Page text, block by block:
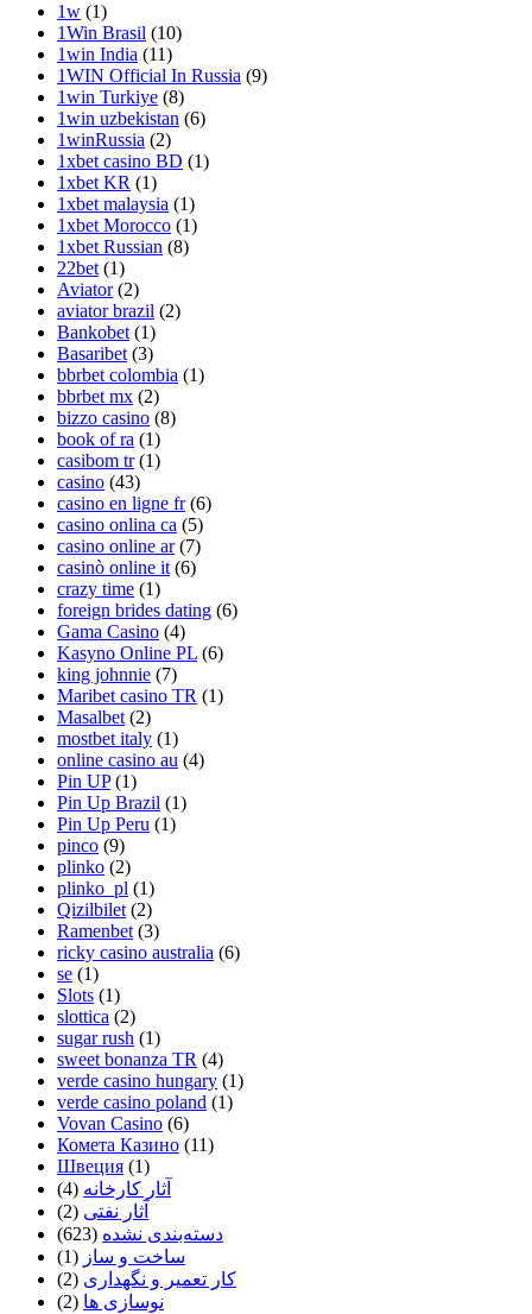
1w (1)
1Win Brasil (10)
1win India (11)
1WIN Official In Russia (9)
1win Turkiye (8)
1win uzbekistan (6)
1winRussia (2)
1xbet casino BD (1)
1xbet KR (1)
1xbet malaysia (1)
1xbet Morocco (1)
1xbet Russian (8)
22bet (1)
Aviator (2)
aviator brazil (2)
Bankobet (1)
Basaribet (3)
bbrbet colombia (1)
bbrbet mx (2)
bizzo casino (8)
book of ra (1)
casibom tr (1)
casino (43)
casino en ligne fr (6)
casino onlina ca (5)
casino online ar (7)
casinò online it (6)
crazy time (1)
foreign brides dating (6)
Gama Casino (4)
Kasyno Online PL (6)
king johnnie (7)
Maribet casino TR (1)
Masalbet (2)
mostbet italy (1)
online casino au (4)
Pin UP (1)
Pin Up Brazil (1)
Pin Up Peru (1)
pinco (9)
plinko (2)
plinko_pl (1)
Qizilbilet (2)
Ramenbet (3)
ricky casino australia (6)
se (1)
Slots (1)
slottica (2)
sugar rush (1)
sweet bonanza TR (4)
verde casino hungary (1)
verde casino poland (1)
Vovan Casino (6)
Комета Казино (11)
Швеция (1)
آثار کارخانه (4)
آثار نفتی (2)
دسته‌بندی نشده (623)
ساخت و ساز (1)
کار تعمیر و نگهداری (2)
نوسازی ها (2)